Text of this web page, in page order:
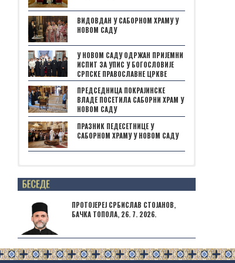
ВИДОВДАН У САБОРНОМ ХРАМУ У
НОВОМ САДУ
У НОВОМ САДУ ОДРЖАН ПРИЈЕМНИ
ИСПИТ ЗА УПИС У БОГОСЛОВИЈЕ
СРПСКЕ ПРАВОСЛАВНЕ ЦРКВЕ
ПРЕДСЕДНИЦА ПОКРАЈИНСКЕ
ВЛАДЕ ПОСЕТИЛА САБОРНИ ХРАМ У
НОВОМ САДУ
ПРАЗНИК ПЕДЕСЕТНИЦЕ У
САБОРНОМ ХРАМУ У НОВОМ САДУ
Posts not found
ПРОТОЈЕРЕЈ СРБИСЛАВ СТОЈАНОВ,
БАЧКА ТОПОЛА, 26. 7. 2026.